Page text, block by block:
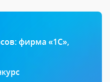
фирма «1С»,